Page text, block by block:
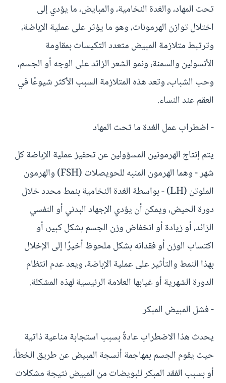
تحت المهاد، والغدة النخامية، والمبايض، ما يؤدي إلى
اختلال توازن الهرمونات، وهو ما يؤثر على عملية الإباضة،
وترتبط متلازمة المبيض متعدد التكيسات بمقاومة
الأنسولين والسمنة، ونمو الشعر الزائد على الوجه أو الجسم،
وحب الشباب، وتعد هذه المتلازمة السبب الأكثر شيوعًا في
العقم عند النساء.
- اضطراب عمل الغدة ما تحت المهاد
يتم إنتاج الهرمونين المسؤولين عن تحفيز عملية الإباضة كل
شهر - وهما الهرمون المنبه للحويصلات (FSH) والهرمون
الملوتن (LH) - بواسطة الغدة النخامية بنمط محدد خلال
دورة الحيض، ويمكن أن يؤدي الإجهاد البدني أو النفسي
الزائد، أو زيادة أو انخفاض وزن الجسم بشكل كبير، أو
اكتساب الوزن أو فقدانه بشكل ملحوظ أخيرًا إلى الإخلال
بهذا النمط والتأثير على عملية الإباضة، ويعد عدم انتظام
الدورة الشهرية أو غيابها العلامة الرئيسية لهذه المشكلة.
- فشل المبيض المبكر
يحدث هذا الاضطراب عادةً بسبب استجابة مناعية ذاتية
حيث يقوم الجسم بمهاجمة أنسجة المبيض عن طريق الخطأ،
أو بسبب الفقد المبكر للبويضات من المبيض نتيجة مشكلات